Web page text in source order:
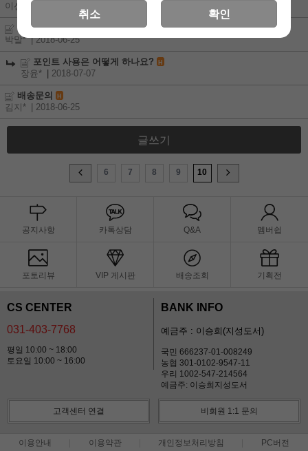
이선*
포인트 사용은 어떻게 하나요?H
박말* | 2018-06-25
포인트 사용은 어떻게 하나요? H
장윤* 2018-07-07
배송문의 H
김지* | 2018-06-25
글쓰기
6 7 8 9 10
공지사항 카톡상담 Q&A 멤버쉽
포토리뷰 VIP 게시판 배송조회 기획전
CS CENTER
031-403-7768
평일 10:00 ~ 18:00
토요일 10:00 ~ 16:00
BANK INFO
예금주 : 이승희(지성도서)
국민 666237-01-008249
농협 301-0102-9547-11
우리 1002-547-214564
예금주: 이승희지성도서
고객센터 연결 비회원 1:1 문의
이용안내 이용약관 개인정보처리방침 PC버전
취소 확인